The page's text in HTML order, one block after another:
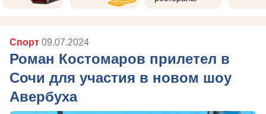
Спорт 09.07.2024
Роман Костомаров прилетел в
Сочи для участия в новом шоу
Авербуха